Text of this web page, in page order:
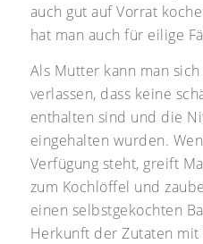
auch gut auf Vorrat
hat man auch für eilige
Als Mutter kann man
verlassen, dass keine
enthalten sind und die
eingehalten wurden.
Verfügung steht, greift
zum Kochlöffel und
einen selbstgekochten
Herkunft der Zutaten